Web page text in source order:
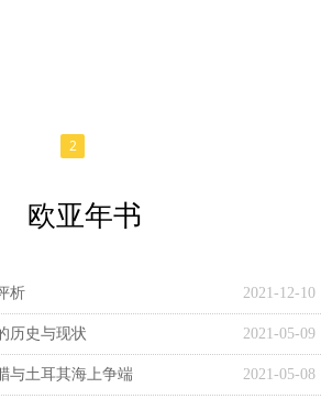
2021-12-10
析
2021-05-09
历史与现状
2021-05-08
与土耳其海上争端
欧亚年书
2